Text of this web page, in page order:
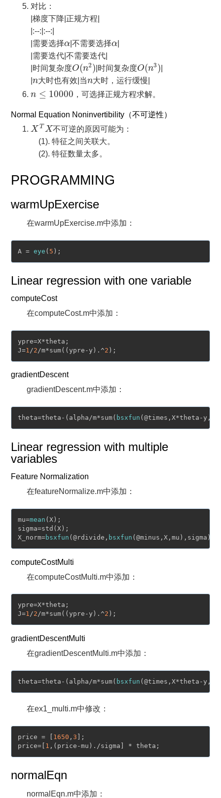
对比：
|梯度下降|正规方程|
|:--:|:--:|
|需要选择α
α |不需要选择α
α
|需要迭代|不需要迭代|
|时间复杂度O(n2)
O(n2)
|时间复杂度O(n3)
O( 3)
|n
n大时也有效|当n
n大时，运行缓慢|
n ≤ 10000
n ≤10000 ，可选择正规方程求解。
Normal Equation Noninvertibility（不可逆性）
X T X
XTX
不可逆的原因可能为：
(1). 特征之间关联大。
(2). 特征数量太多。
PROGRAMMING
warmUpExercise
在warmUpExercise.m中添加：
A = eye ( 5
Linear regression with one variable
computeCost
在computeCost.m中添加：
ypre=X*theta;
J=1 /2 /m*sum((ypre-y).^2
gradientDescent
gradientDescent.m中添加：
theta=theta-(alpha/m*sum( bsxfun
Linear regression with multiple
variables
Feature Normalization
在featureNormalize.m中添加：
mu=mean (X);
sigma=std(X);
X_norm=bsxfun (@rdivide, bsxfun
computeCostMulti
在computeCostMulti.m中添加：
ypre=X*theta;
J=1/2/m*sum((ypre-y).^2
gradientDescentMulti
在gradientDescentMulti.m中添加：
theta=theta-(alpha/m*sum( bsxfun
在ex1_multi.m中修改：
price = [ 1650 ,3 ];
price=[ 1
normalEqn
normalEqn.m中添加：